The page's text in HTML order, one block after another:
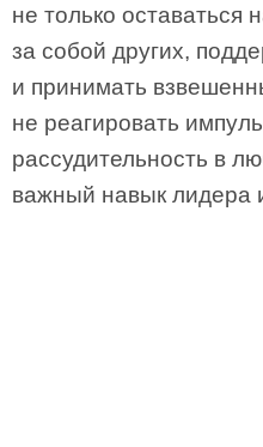
не только оставаться
за собой других,
и принимать
не реагировать
рассудительность в
важный навык лидера